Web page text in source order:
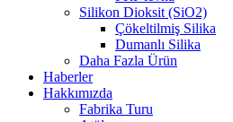
Silikon Dioksit (SiO2)
Çökeltilmiş Silika
Dumanlı Silika
Daha Fazla Ürün
Haberler
Hakkımızda
Fabrika Turu